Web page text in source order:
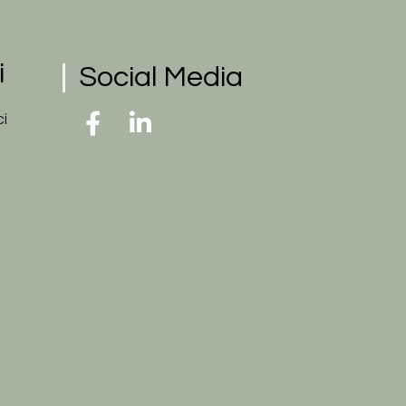
Social Media